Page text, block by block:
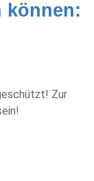
können:
Zur